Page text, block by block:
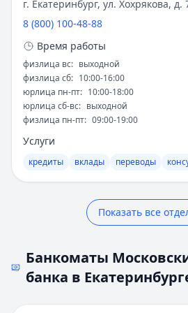
4.9
Альфа-Банк— Вторичное жилье
Рейтинг:4.9
Т-Банк— Новостройка
Рейтинг:4.6
Альфа-Банк— Готовый дом без
Рейтинг:4.9
Рейтинг:4.6
Альфа-Банк — Новостройка
Рейтинг:4.9
— Семейная
Газпромбанк— Накопительный
Рейтинг:4.6
за цифровые решения
Современное
Активы банка превысили
рублей. Клиентская база
миллионов человек. МКБ
России.
Корпоративное
Услуги для частных
Управление клиентскими
г. Екатеринбург, ул. Хохрякова, д.
8 (800) 100-48-88
Время работы
физлица вс: выходной
физлица сб: 10:00-16:00
юрлица пн-пт: 10:00-18:00
юрлица сб-вс: выходной
физлица пн-пт: 09:00-19:00
Услуги
кредиты вклады переводы
Показать все
Банкоматы
банка в